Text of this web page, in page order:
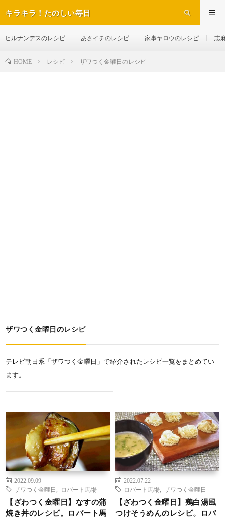
キラキラ！たのしい毎日
ヒルナンデスのレシピ あさイチのレシピ 家事ヤロウのレシピ 志
HOME レシピ ザワつく金曜日のレシピ
ザワつく金曜日のレシピ
テレビ朝日系「ザワつく金曜日」で紹介されたレシピ一覧をまとめてい
ます。
2022.09.09
ザワつく金曜日
ロバート馬場
【ざわつく金曜日】なすの蒲
焼き丼のレシピ。ロバート馬
2022.07.22
ロバート馬場
ザワつく金曜日
【ざわつく金曜日】鶏白湯風
つけそうめんのレシピ。ロバ